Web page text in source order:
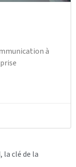
à
la clé de la